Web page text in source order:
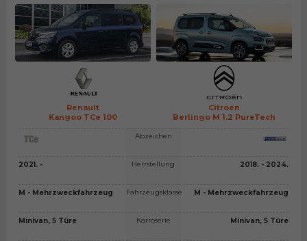
Renault
Kangoo TCe 100
Citroen
Berlingo M 1.2 PureTech
2021. -
M - Mehrzweckfahrzeug
Minivan, 5 Türe
Abzeichen
Herrstellung
Fahrzeugsklasse
Karroserie
2018. - 2024.
M - Mehrzweckfahrzeug
Minivan, 5 Türe